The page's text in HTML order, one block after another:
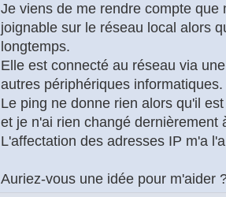
Je viens de me rendre compte que
joignable sur le réseau local alors
longtemps.
Elle est connecté au réseau via
autres périphériques informatiques.
Le ping ne donne rien alors qu'il
et je n'ai rien changé dernièrement
L'affectation des adresses IP m'a
Auriez-vous une idée pour m'aider